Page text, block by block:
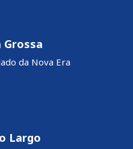
Grossa
da Nova Era
Largo